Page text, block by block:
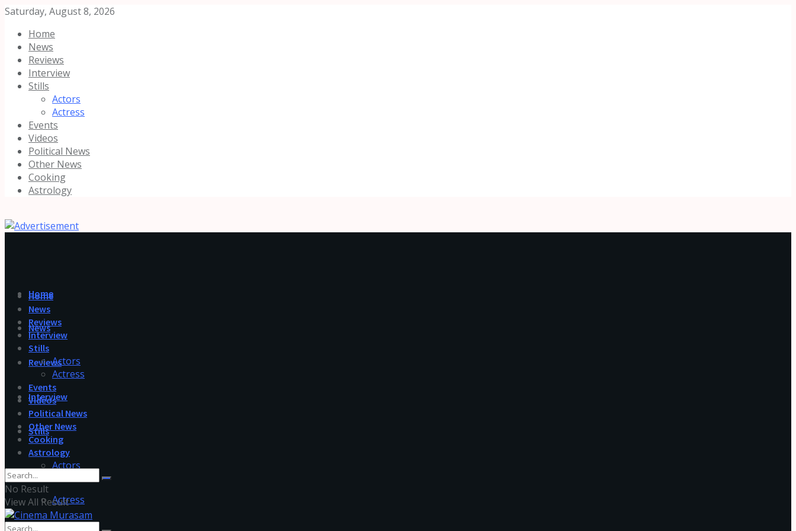
Saturday, August 8, 2026
Home
News
Reviews
Interview
Stills
Actors
Actress
Events
Videos
Political News
Other News
Cooking
Astrology
Home
News
Reviews
Interview
Stills
Actors
Actress
Home
News
Reviews
Interview
Stills
Actors
Actress
Events
Videos
Political News
Other News
Cooking
Astrology
No Result
View All Result